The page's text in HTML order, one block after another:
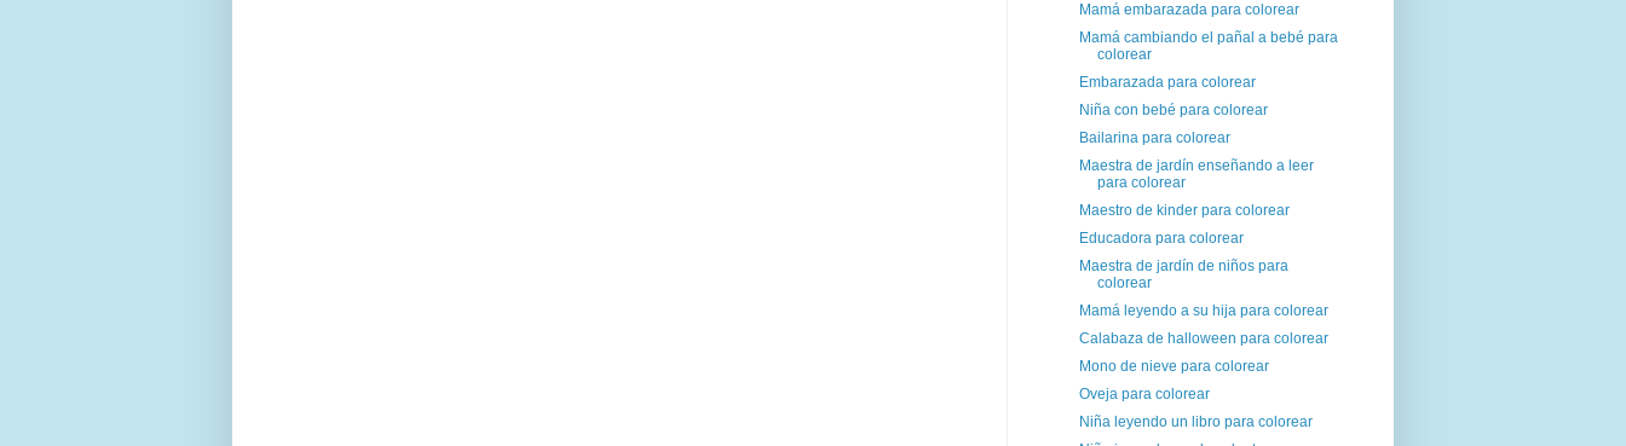
Mamá embarazada para colorear
Mamá cambiando el pañal a bebé para
colorear
Embarazada para colorear
Niña con bebé para colorear
Bailarina para colorear
Maestra de jardín enseñando a leer
para colorear
Maestro de kinder para colorear
Educadora para colorear
Maestra de jardín de niños para
colorear
Mamá leyendo a su hija para colorear
Calabaza de halloween para colorear
Mono de nieve para colorear
Oveja para colorear
Niña leyendo un libro para colorear